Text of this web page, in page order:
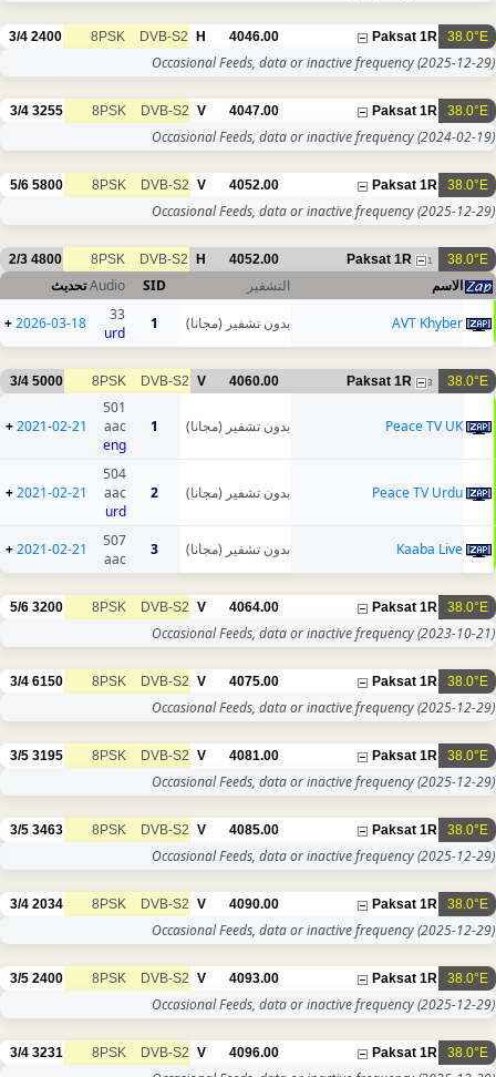
38.0°E
Paksat 1R
4046.00
H
DVB-S2
8PSK
2400
3/4
Occasional Feeds, data or inactive frequency(2025-12-29)
38.0°E
Paksat 1R
4047.00
V
DVB-S2
8PSK
3255
3/4
Occasional Feeds, data or inactive frequency(2024-02-19)
38.0°E
Paksat 1R
4052.00
V
DVB-S2
8PSK
5800
5/6
Occasional Feeds, data or inactive frequency(2025-12-29)
38.0°E
Paksat 1R 1
4052.00
H
DVB-S2
8PSK
4800
2/3
الاسم التشفير SID
Audioتحديث
AVT Khyber
بدون تشفير (مجانا) 1
33
urd
2026-03-18
+
38.0°E
Paksat 1R 3
4060.00
V
DVB-S2
8PSK
5000
3/4
Peace TV UK بدون تشفير (مجانا) 1
501
aac
eng
2021-02-21
+
Peace TV Urdu بدون تشفير (مجانا) 2
504
aac
urd
2021-02-21
+
Kaaba Live بدون تشفير (مجانا) 3
507
aac
2021-02-21
+
38.0°E
Paksat 1R
4064.00
V
DVB-S2
8PSK
3200
5/6
Occasional Feeds, data or inactive frequency(2023-10-21)
38.0°E
Paksat 1R
4075.00
V
DVB-S2
8PSK
6150
3/4
Occasional Feeds, data or inactive frequency(2025-12-29)
38.0°E
Paksat 1R
4081.00
V
DVB-S2
8PSK
3195
3/5
Occasional Feeds, data or inactive frequency(2025-12-29)
38.0°E
Paksat 1R
4085.00
V
DVB-S2
8PSK
3463
3/5
Occasional Feeds, data or inactive frequency(2025-12-29)
38.0°E
Paksat 1R
4090.00
V
DVB-S2
8PSK
2034
3/4
Occasional Feeds, data or inactive frequency(2025-12-29)
38.0°E
Paksat 1R
4093.00
V
DVB-S2
8PSK
2400
3/5
Occasional Feeds, data or inactive frequency(2025-12-29)
38.0°E
Paksat 1R
4096.00
V
DVB-S2
8PSK
3231
3/4